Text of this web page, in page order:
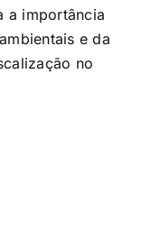
a importância
e da
no